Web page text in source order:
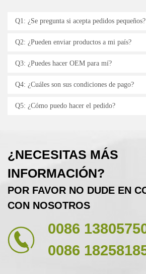
Q1: ¿Se pregunta si acepta pedidos pequeños?
Q2: ¿Pueden enviar productos a mi país?
Q3: ¿Puedes hacer OEM para mí?
Q4: ¿Cuáles son sus condiciones de pago?
Q5: ¿Cómo puedo hacer el pedido?
¿NECESITAS MÁS
INFORMACIÓN?
POR FAVOR NO DUDE EN
CON NOSOTROS
0086
0086